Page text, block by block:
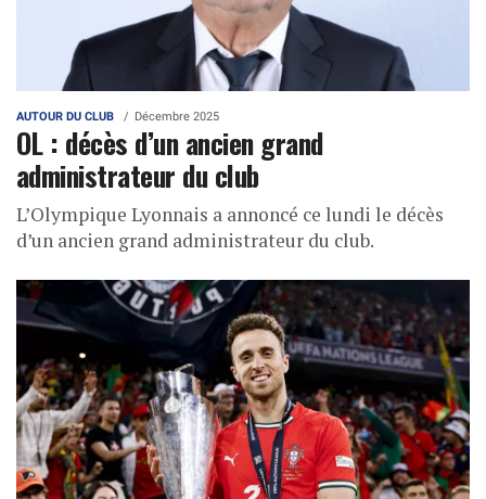
AUTOUR DU CLUB Décembre 2025
OL : décès d’un ancien grand
administrateur du club
L’Olympique Lyonnais a annoncé ce lundi le décès
d’un ancien grand administrateur du club.